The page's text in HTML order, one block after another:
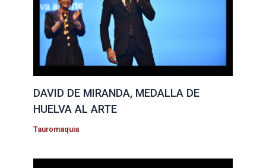
DAVID DE MIRANDA, MEDALLA DE
HUELVA AL ARTE
Tauromaquia